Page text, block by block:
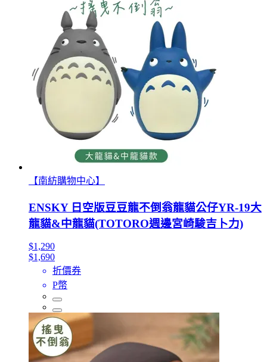
【南紡購物中心】
ENSKY 日空版豆豆龍不倒翁龍貓公仔YR-19大
龍貓&中龍貓(TOTORO週邊宮崎駿吉卜力)
$1,290
$1,690
折價券
P幣